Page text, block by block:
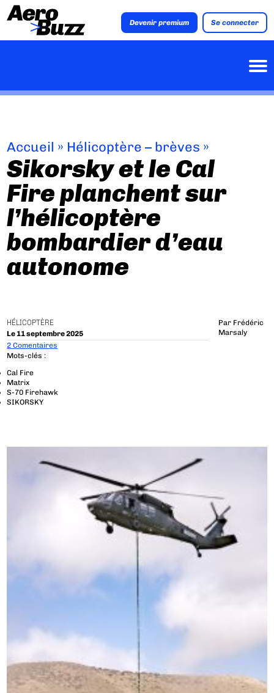
Devenir premium Se connecter
Accueil » Hélicoptère – brèves »
Sikorsky et le Cal
Fire planchent sur
l’hélicoptère
bombardier d’eau
autonome
HÉLICOPTÈRE
Le 11 septembre 2025
Par Frédéric
Marsaly
2 Comentaires
Mots-clés :
Cal Fire
Matrix
S-70 Firehawk
SIKORSKY